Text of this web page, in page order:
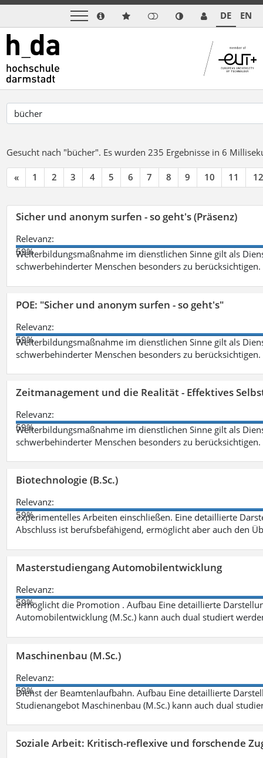
DE EN
Gesucht nach "bücher". Es wurden 235 Ergebnisse in 6
« 1 2 3 4 5 6 7 8 9 10 11 12
Sicher und anonym surfen - so geht's (Präsenz)
Relevanz:
59%
Weiterbildungsmaßnahme im dienstlichen Sinne gilt als
schwerbehinderter Menschen besonders zu berücksichtigen.
POE: "Sicher und anonym surfen - so geht's"
Relevanz:
59%
Weiterbildungsmaßnahme im dienstlichen Sinne gilt als
schwerbehinderter Menschen besonders zu berücksichtigen.
Zeitmanagement und die Realität - Effektives
Relevanz:
59%
Weiterbildungsmaßnahme im dienstlichen Sinne gilt als
schwerbehinderter Menschen besonders zu berücksichtigen.
Biotechnologie (B.Sc.)
Relevanz:
59%
experimentelles Arbeiten einschließen. Eine detaillierte
Abschluss ist berufsbefähigend, ermöglicht aber auch den
Masterstudiengang Automobilentwicklung
Relevanz:
59%
ermöglicht die Promotion . Aufbau Eine detaillierte
Automobilentwicklung (M.Sc.) kann auch dual studiert
Maschinenbau (M.Sc.)
Relevanz:
59%
Dienst der Beamtenlaufbahn. Aufbau Eine detaillierte
Studienangebot Maschinenbau (M.Sc.) kann auch dual
Soziale Arbeit: Kritisch-reflexive und forschende